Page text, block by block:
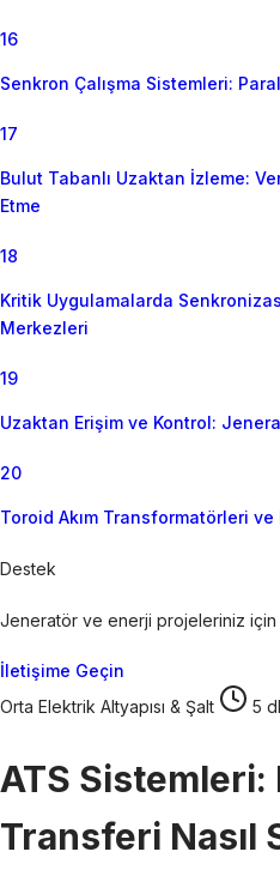
16
Senkron Çalışma Sistemleri:
17
Bulut Tabanlı Uzaktan İzleme:
Etme
18
Kritik Uygulamalarda
Merkezleri
19
Uzaktan Erişim ve Kontrol:
20
Toroid Akım Transformatörleri ve
Destek
Jeneratör ve enerji projeleriniz için
İletişime Geçin
Orta Elektrik Altyapısı & Şalt 5
ATS
Transferi Nasıl